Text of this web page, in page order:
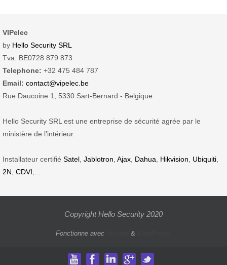
VIPelec
by Hello Security SRL
Tva. BE0728 879 873
Telephone: +32 475 484 787
Email: contact@vipelec.be
Rue Daucoine 1, 5330 Sart-Bernard - Belgique
Hello Security SRL est une entreprise de sécurité agrée par le
ministère de l’intérieur.
Installateur certifié Satel Jablotron Ajax Dahua Hikvision Ubiquiti
2N CDVI
Copyright Hello Security 2020
Fonctionne avec &